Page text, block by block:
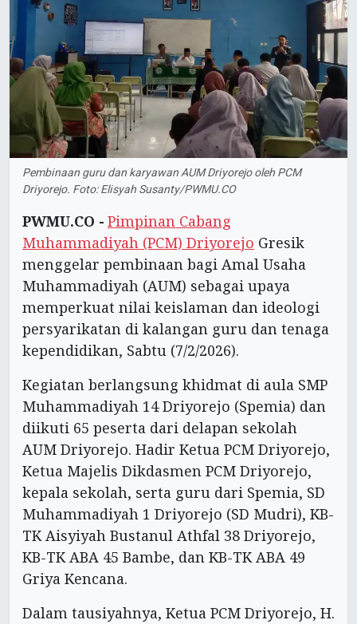
Pembinaan guru dan karyawan AUM Driyorejo oleh PCM
Driyorejo. Foto: Elisyah Susanty/PWMU.CO
PWMU.CO - Pimpinan Cabang
Muhammadiyah (PCM) Driyorejo Gresik
menggelar pembinaan bagi Amal Usaha
Muhammadiyah (AUM) sebagai upaya
memperkuat nilai keislaman dan ideologi
persyarikatan di kalangan guru dan tenaga
kependidikan, Sabtu (7/2/2026).
Kegiatan berlangsung khidmat di aula SMP
Muhammadiyah 14 Driyorejo (Spemia) dan
diikuti 65 peserta dari delapan sekolah
AUM Driyorejo. Hadir Ketua PCM Driyorejo,
Ketua Majelis Dikdasmen PCM Driyorejo,
kepala sekolah, serta guru dari Spemia, SD
Muhammadiyah 1 Driyorejo (SD Mudri), KB-
TK Aisyiyah Bustanul Athfal 38 Driyorejo,
KB-TK ABA 45 Bambe, dan KB-TK ABA 49
Griya Kencana.
Dalam tausiyahnya, Ketua PCM Driyorejo, H.